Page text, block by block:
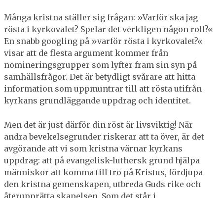
Många kristna ställer sig frågan: »Varför ska jag
rösta i kyrkovalet? Spelar det verkligen någon roll?«
En snabb googling på »varför rösta i kyrkovalet?«
visar att de flesta argument kommer från
nomineringsgrupper som lyfter fram sin syn på
samhällsfrågor. Det är betydligt svårare att hitta
information som uppmuntrar till att rösta utifrån
kyrkans grundläggande uppdrag och identitet.
Men det är just därför din röst är livsviktig! När
andra bevekelsegrunder riskerar att ta över, är det
avgörande att vi som kristna värnar kyrkans
uppdrag: att på evangelisk-luthersk grund hjälpa
människor att komma till tro på Kristus, fördjupa
den kristna gemenskapen, utbreda Guds rike och